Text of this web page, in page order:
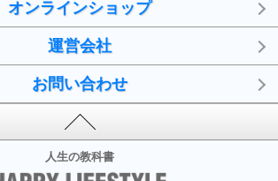
オンラインショップ
運営会社
お問い合わせ
人生の教科書